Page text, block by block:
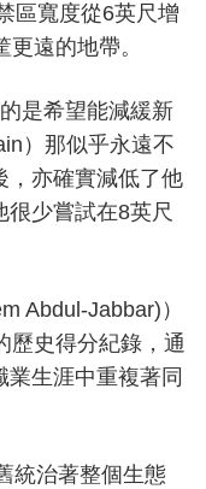
區寬度從6英尺增
遠的地帶。
是希望能減緩新
）那似乎永遠不
，亦確實減低了他
少嘗試在8英尺
Abdul-Jabbar)）
歷史得分紀錄，通
生涯中重複著同
統治著整個生態